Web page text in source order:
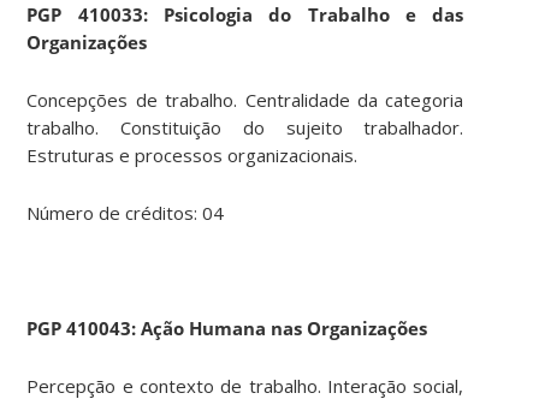
PGP 410033: Psicologia do Trabalho e das
Organizações
Concepções de trabalho. Centralidade da categoria
trabalho. Constituição do sujeito trabalhador.
Estruturas e processos organizacionais.
Número de créditos: 04
PGP 410043: Ação Humana nas Organizações
Percepção e contexto de trabalho. Interação social,